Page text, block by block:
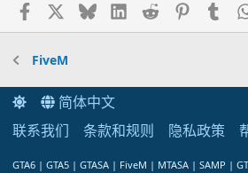
FacebookBlueskyLinkedIn
Reddit
FiveM
简体中文
联系我们
条款和规则 隐私政策
GTA6 | GTA5 | GTASA | FiveM | MTASA | SAMP |